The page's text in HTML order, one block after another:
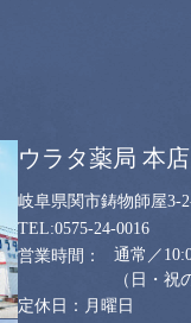
ウラタ薬局 本店
岐阜県関市鋳物師屋3-
0575-24-0016
通常／
（日・祝
月曜日